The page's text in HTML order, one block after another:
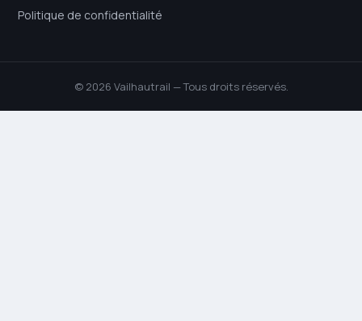
Politique de confidentialité
© 2026 Vailhautrail — Tous droits réservés.